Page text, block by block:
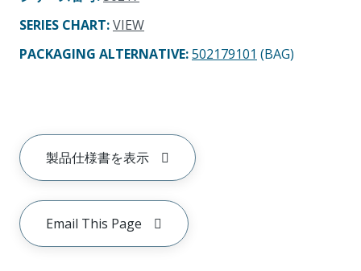
SERIES CHART:VIEW
PACKAGING ALTERNATIVE:502179101 (BAG)
製品仕様書を表示
Email This Page